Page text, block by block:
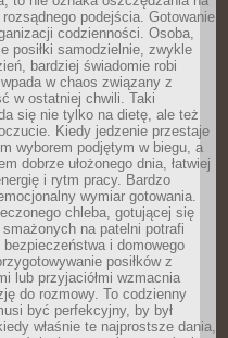
podejścia. Gotowanie
codzienności. Osoba,
posiłki samodzielnie, zwykle
bardziej świadomie robi
w chaos związany z
w ostatniej chwili. Taki
się nie tylko na dietę, ale też
Kiedy jedzenie przestaje
wyborem podjętym w biegu, a
dobrze ułożonego dnia, łatwiej
i rytm pracy. Bardzo
wymiar gotowania.
chleba, gotującej się
na patelni potrafi
i domowego
posiłków z
lub przyjaciółmi wzmacnia
do rozmowy. To codzienny
być perfekcyjny, by był
właśnie te najprostsze dania,